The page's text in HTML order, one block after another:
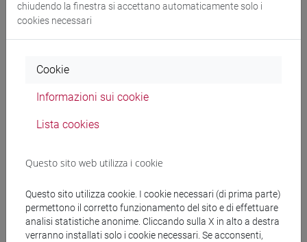
economics, finance and
sustainability [EM15]
Ricerca persone
Ricerca aule
Ricerca sedi
chiudendo la finestra si accettano automaticamente solo i
cookies necessari
Cookie
Informazioni sui cookie
Lista cookies
Questo sito web utilizza i cookie
Questo sito utilizza cookie. I cookie necessari (di prima parte)
permettono il corretto funzionamento del sito e di effettuare
analisi statistiche anonime. Cliccando sulla X in alto a destra
verranno installati solo i cookie necessari. Se acconsenti,